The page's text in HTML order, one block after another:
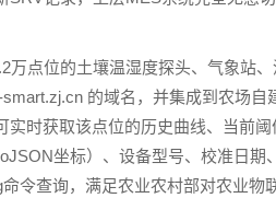
万点位的土壤温湿度探头、气象站
的域名，并集成到农场自
时获取该点位的历史曲线、当前
坐标）、设备型号、校准日期
令查询，满足农业农村部对农业物